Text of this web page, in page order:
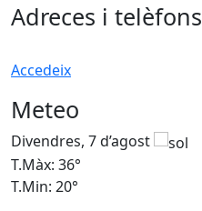
Adreces i telèfons
Accedeix
Meteo
Divendres, 7 d’agost
T.Màx: 36°
T.Min: 20°